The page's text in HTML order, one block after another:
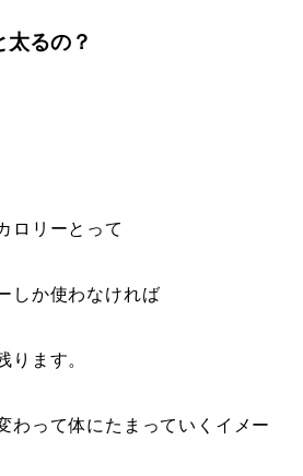
太るの？
ロリーとって
しか使わなければ
ります。
わって体にたまっていくイメー